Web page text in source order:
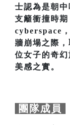
士認為是朝
支籬衝撞時
cyberspace
牆崩塌之際
位女子的奇
美感之實。
團隊成員